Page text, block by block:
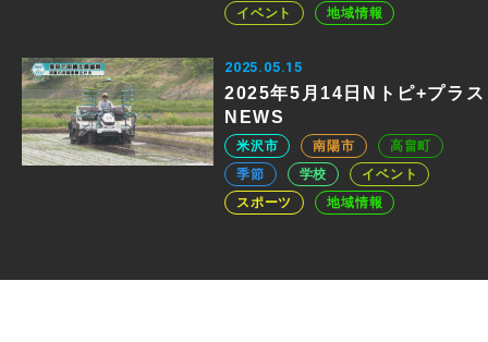
イベント 地域情報
2025.05.15
2025年5月14日Nトピ+プラス
NEWS
米沢市 南陽市
高畠町
季節
学校
イベント
スポーツ
地域情報